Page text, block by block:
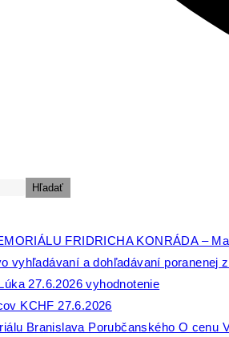
Hľadať
FRIDRICHA KONRÁDA –
vyhľadávaní a dohľadávaní poranenej
27.6.2026 vyhodnotenie
KCHF 27.6.2026
Branislava Porubčanského O cenu